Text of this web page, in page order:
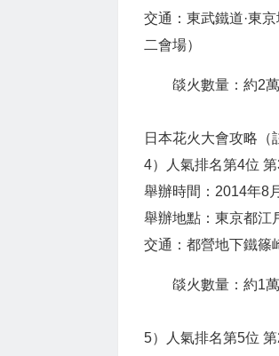
交通：東武鐵道·東
二會場）
燄火數量：約2
日本花火大會攻略（
4）人氣排名第4位
舉辦時間：2014年8
舉辦地點：東京都江
交通：都營地下鐵篠
燄火數量：約1
5）人氣排名第5位